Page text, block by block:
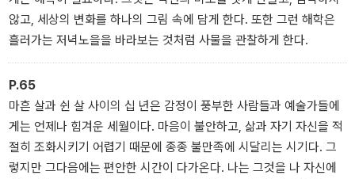
않고, 세상의 변화를 하나의 그림 속에 담게 한다. 또한 그런 해학은
흘러가는 저녁노을을 바라보는 것처럼 사물을 관찰하게 한다.
P.65
마흔 살과 쉰 살 사이의 십 년은 감정이 풍부한 사람들과 예술가들에
게는 언제나 힘겨운 세월이다. 마음이 불안하고, 삶과 자기 자신을 적
절히 조화시키기 어렵기 때문에 종종 불만족에 시달리는 시기다. 그
렇지만 그다음에는 편안한 시간이 다가온다. 나는 그것을 나 자신에